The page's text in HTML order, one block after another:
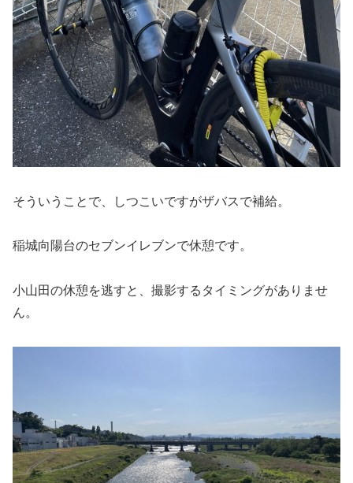
そういうことで、しつこいですがザバスで補給。
稲城向陽台のセブンイレブンで休憩です。
小山田の休憩を逃すと、撮影するタイミングがありませ
ん。